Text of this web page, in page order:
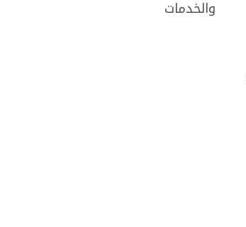
والخدمات